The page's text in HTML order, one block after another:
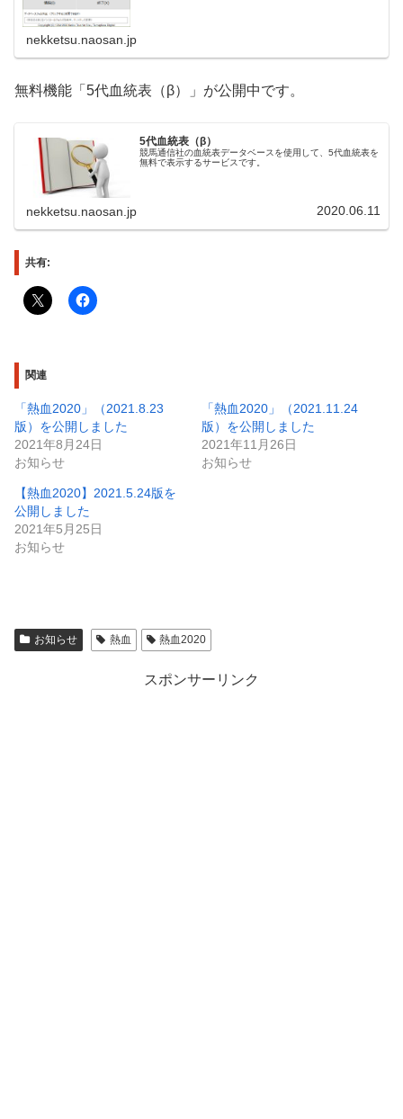
nekketsu.naosan.jp
無料機能「5代血統表（β）」が公開中です。
5代血統表（β）
競馬通信社の血統表データベースを使用して、5代血統表を
無料で表示するサービスです。
nekketsu.naosan.jp 2020.06.11
共有:
関連
「熱血2020」（2021.8.23
版）を公開しました
2021年8月24日
お知らせ
「熱血2020」（2021.11.24
版）を公開しました
2021年11月26日
お知らせ
【熱血2020】2021.5.24版を
公開しました
2021年5月25日
お知らせ
お知らせ 熱血 熱血2020
スポンサーリンク